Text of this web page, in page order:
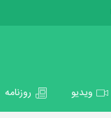
ویدیو روزنامه